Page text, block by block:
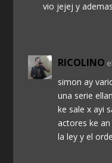
vio jejej y
RICOLINO
simon ay
una serie
ke sale x ayi
actores ke
la ley y el